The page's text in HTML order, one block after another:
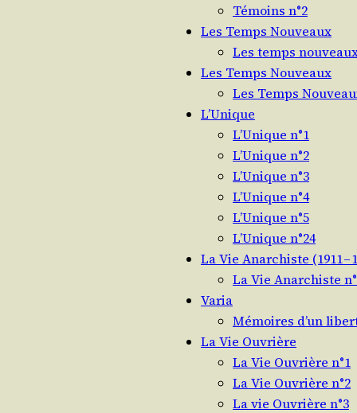
Témoins n°2
Les Temps Nouveaux
Les temps
Les Temps Nouveaux
Les Temps
L’Unique
L’Unique n°1
L’Unique n°2
L’Unique n°3
L’Unique n°4
L’Unique n°5
L’Unique n°24
La Vie Anarchiste (1911 –
La Vie Anarchiste
Varia
Mémoires d’un
La Vie Ouvrière
La Vie Ouvrière n°1
La Vie Ouvrière n°2
La vie Ouvrière n°3